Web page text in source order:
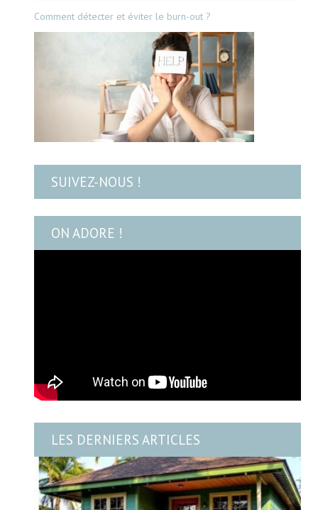
Comment détecter et éviter le burn-out ?
SUIVEZ-NOUS !
ON ADORE !
LES DERNIERS ARTICLES